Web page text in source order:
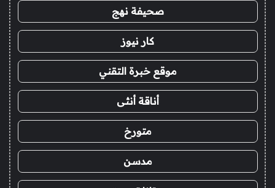
صحيفة نهج
كار نيوز
موقع خبرة التقني
أناقة أنثى
متورخ
مدسن